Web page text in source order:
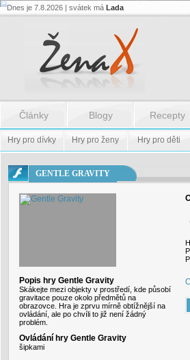
Flash.nazev
Flash.nazev
Dnes je 7.8.2026 | svátek má Lada
Články Blogy Recepty
Hry pro dívky Hry pro ženy Hry pro děti
GENTLE GRAVITY
Popis hry Gentle Gravity
Skákejte mezi objekty v prostředí, kde působí
gravitace pouze okolo předmětů na
obrazovce. Hra je zprvu mírně obtížnější na
ovládání, ale po chvíli to již není žádný
problém.
Ovládání hry Gentle Gravity
šipkami